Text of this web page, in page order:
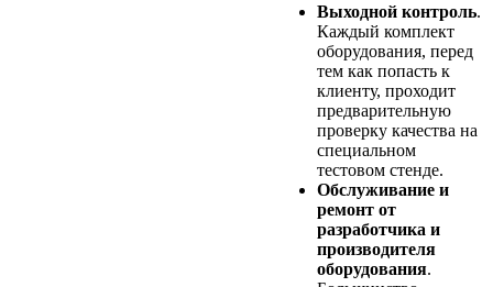
Выходной контроль.
Каждый комплект
оборудования, перед
тем как попасть к
клиенту, проходит
предварительную
проверку качества на
специальном
тестовом стенде.
Обслуживание и
ремонт от
разработчика и
производителя
оборудования.